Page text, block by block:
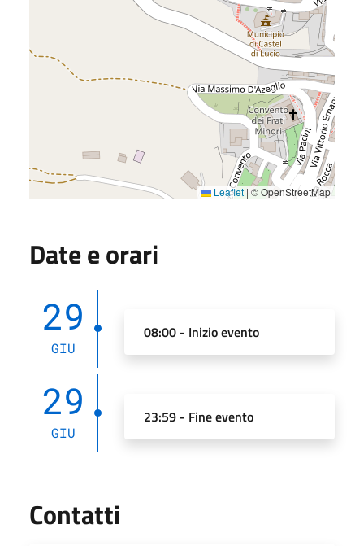
Leaflet | © OpenStreetMap
Date e orari
29
GIU
08:00 - Inizio evento
29
GIU
23:59 - Fine evento
Contatti